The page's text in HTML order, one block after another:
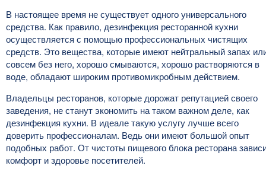
В настоящее время не существует одного универсального
средства. Как правило, дезинфекция ресторанной кухни
осуществляется с помощью профессиональных чистящих
средств. Это вещества, которые имеют нейтральный запах
совсем без него, хорошо смываются, хорошо растворяются в
воде, обладают широким противомикробным действием.
Владельцы ресторанов, которые дорожат репутацией своего
заведения, не станут экономить на таком важном деле, как
дезинфекция кухни. В идеале такую услугу лучше всего
доверить профессионалам. Ведь они имеют большой опыт
подобных работ. От чистоты пищевого блока ресторана
комфорт и здоровье посетителей.